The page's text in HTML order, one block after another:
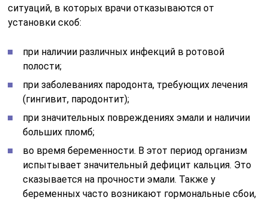
ситуаций, в которых врачи отказываются от
установки скоб:
при наличии различных инфекций в ротовой
полости;
при заболеваниях пародонта, требующих лечения
(гингивит, пародонтит);
при значительных повреждениях эмали и наличии
больших пломб;
во время беременности. В этот период организм
испытывает значительный дефицит кальция. Это
сказывается на прочности эмали. Также у
беременных часто возникают гормональные сбои,